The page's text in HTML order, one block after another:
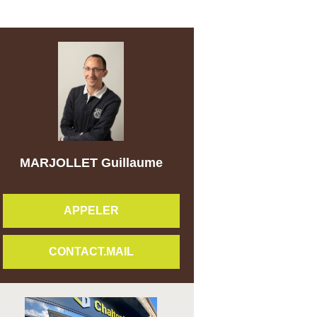
MARJOLLET Guillaume
APPELER
CONTACT.MAIL